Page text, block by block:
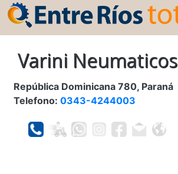
Varini Neumaticos
República Dominicana 780, Paraná
Telefono: 0343-4244003